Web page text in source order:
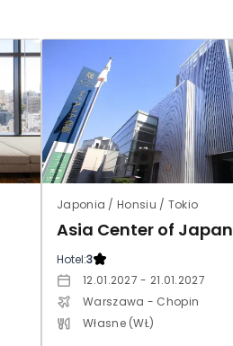
Japonia / Honsiu / Tokio
Asia Center of Japan
Hotel:3
12.01.2027 - 21.01.2027
Warszawa - Chopin
Własne (WŁ)